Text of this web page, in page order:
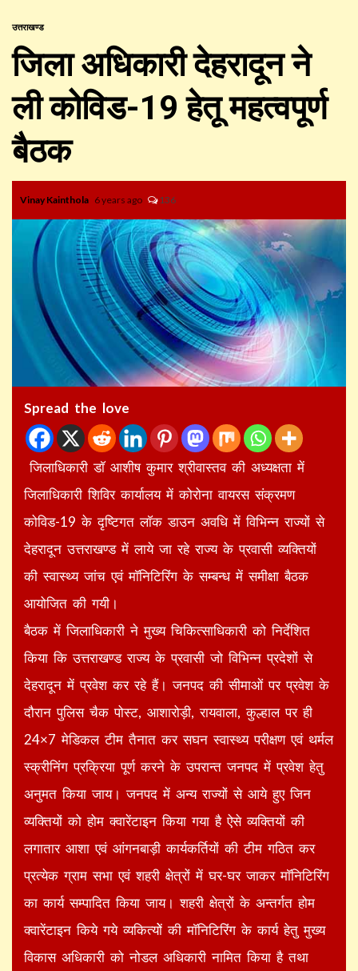
उत्तराखण्ड
जिला अधिकारी देहरादून ने
ली कोविड-19 हेतू महत्वपूर्ण
बैठक
Vinay Kainthola 6 years ago 136
Spread the love
जिलाधिकारी डाॅ आशीष कुमार श्रीवास्तव की अध्यक्षता में
जिलाधिकारी शिविर कार्यालय में कोरोना वायरस संक्रमण
कोविड-19 के दृष्टिगत लाॅक डाउन अवधि में विभिन्न राज्यों से
देहरादून उत्तराखण्ड में लाये जा रहे राज्य के प्रवासी व्यक्तियों
की स्वास्थ्य जांच एवं माॅनिटिरिंग के सम्बन्ध में समीक्षा बैठक
आयोजित की गयी।
बैठक में जिलाधिकारी ने मुख्य चिकित्साधिकारी को निर्देशित
किया कि उत्तराखण्ड राज्य के प्रवासी जो विभिन्न प्रदेशों से
देहरादून में प्रवेश कर रहे हैं। जनपद की सीमाओं पर प्रवेश के
दौरान पुलिस चैक पोस्ट, आशारोड़ी, रायवाला, कुल्हाल पर ही
24×7 मेडिकल टीम तैनात कर सघन स्वास्थ्य परीक्षण एवं थर्मल
स्क्रीनिंग प्रक्रिया पूर्ण करने के उपरान्त जनपद में प्रवेश हेतु
अनुमत किया जाय। जनपद में अन्य राज्यों से आये हुए जिन
व्यक्तियों को होम क्वारेंटाइन किया गया है ऐसे व्यक्तियों की
लगातार आशा एवं आंगनबाड़ी कार्यकर्तियों की टीम गठित कर
प्रत्येक ग्राम सभा एवं शहरी क्षेत्रों में घर-घर जाकर माॅनिटिरिंग
का कार्य सम्पादित किया जाय। शहरी क्षेत्रों के अन्तर्गत होम
क्वारेंटाइन किये गये व्यकित्योें की माॅनिटिरिंग के कार्य हेतु मुख्य
विकास अधिकारी को नोडल अधिकारी नामित किया है तथा